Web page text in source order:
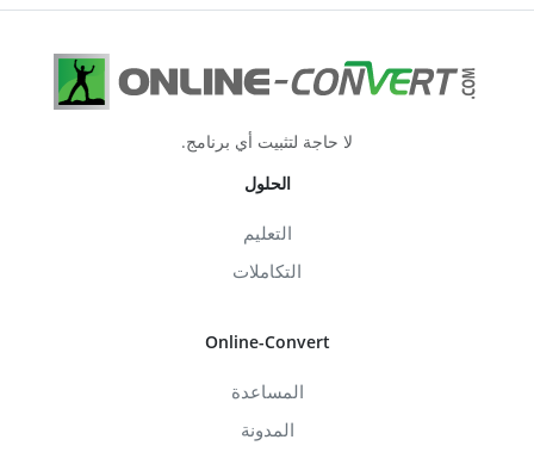
لا حاجة لتثبيت أي برنامج.
الحلول
التعليم
التكاملات
Online-Convert
المساعدة
المدونة